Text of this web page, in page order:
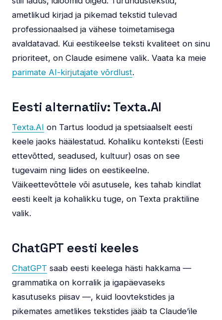
ametlikud kirjad ja pikemad tekstid tulevad
professionaalsed ja vähese toimetamisega
avaldatavad. Kui eestikeelse teksti kvaliteet on sinu
prioriteet, on Claude esimene valik. Vaata ka meie
parimate AI-kirjutajate võrdlust.
Eesti alternatiiv: Texta.AI
Texta.AI on Tartus loodud ja spetsiaalselt eesti
keele jaoks häälestatud. Kohaliku konteksti (Eesti
ettevõtted, seadused, kultuur) osas on see
tugevaim ning liides on eestikeelne.
Väikeettevõttele või asutusele, kes tahab kindlat
eesti keelt ja kohalikku tuge, on Texta praktiline
valik.
ChatGPT eesti keeles
ChatGPT saab eesti keelega hästi hakkama —
grammatika on korralik ja igapäevaseks
kasutuseks piisav —, kuid loovtekstides ja
pikemates ametlikes tekstides jääb ta Claude’ile